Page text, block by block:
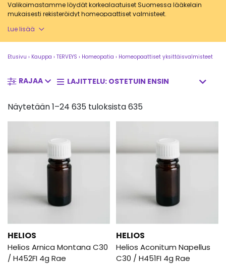
Valikoimastamme löydät korkealaatuiset Suomessa lääkelain
mukaisesti rekisteröidyt homeopaattiset valmisteet.
Helioksenhomeopaattiset yksittäisaineet valmistetaan käsin
DCG Nordicin
valmisteet puolestaan on valmistettu Ruotsissa.
Lue lisää
Etusivu › Kauppa › TERVEYS › Homeopatia › Homeopaattiset yksittäisvalmisteet
RAJAA
Näytetään 1–24 635 tuloksista 635
HELIOS
Helios Arnica Montana C30
/ H452FI 4g Rae
HELIOS
Helios Aconitum Napellus
C30 / H451FI 4g Rae